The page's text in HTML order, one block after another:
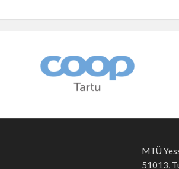
MTÜ
51013,